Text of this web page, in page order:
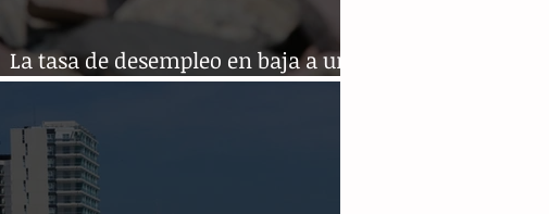
La tasa de desempleo en baja a un
2,5 % en febrero